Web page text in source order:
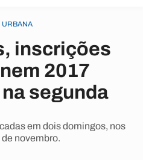
URBANA
inscrições
2017
segunda
em dois domingos, nos
de novembro.